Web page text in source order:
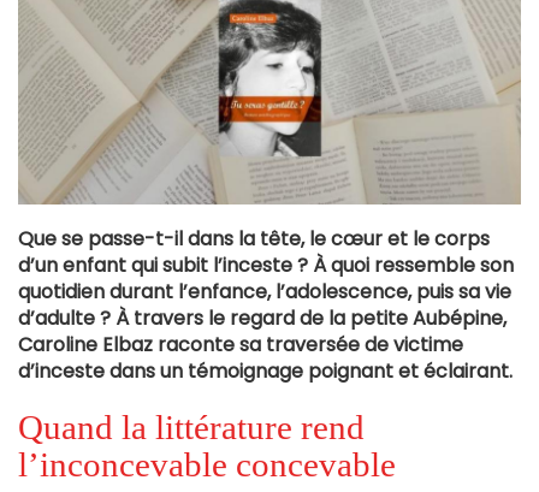
Que se passe-t-il dans la tête, le cœur et le corps
d’un enfant qui subit l’inceste ? À quoi ressemble son
quotidien durant l’enfance, l’adolescence, puis sa vie
d’adulte ? À travers le regard de la petite Aubépine,
Caroline Elbaz raconte sa traversée de victime
d’inceste dans un témoignage poignant et éclairant.
Quand la littérature rend
l’inconcevable concevable